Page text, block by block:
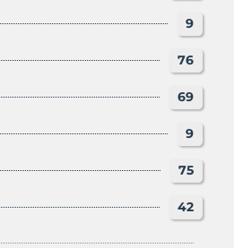
9
76
69
9
75
42